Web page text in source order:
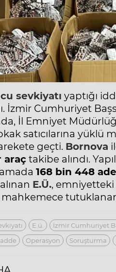
sevkiyatı yaptığı
İzmir Cumhuriyet
İl Emniyet
satıcılarına yüklü
geçti. Bornova
araç takibe alındı.
168 bin 448
E.Ü.,
mahkemece
E.ü. İzmir Cumhuriyet
Operasyon Soruşturma